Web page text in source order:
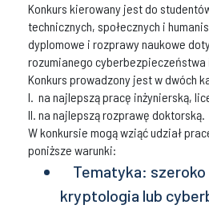
Konkurs kierowany jest do
technicznych, społecznych i
dyplomowe i rozprawy naukowe
rozumianego
Konkurs prowadzony jest w dwóch
I. na najlepszą pracę inżynierską,
II. na najlepszą rozprawę doktorską.
W konkursie mogą wziąć udział
poniższe warunki:
Tematyka:
kryptologia lub